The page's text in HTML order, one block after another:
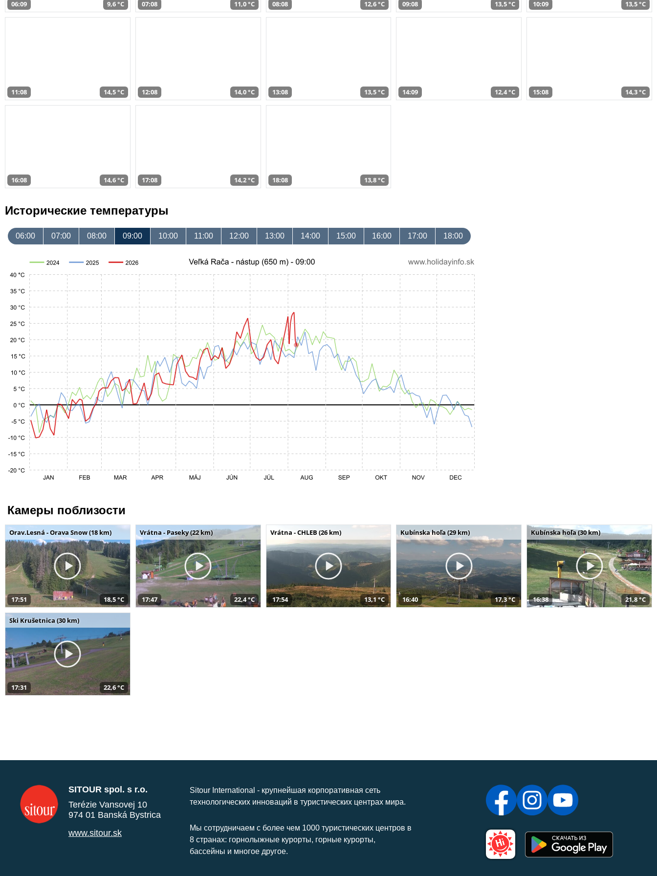
06:09 9,6 °C 07:08 11,0 °C 08:08 12,6 °C 09:08 13,5 °C 10:09 13,5 °C
11:08 14,5 °C 12:08 14,0 °C 13:08 13,5 °C 14:09 12,4 °C 15:08 14,3 °C
16:08 14,6 °C 17:08 14,2 °C 18:08 13,8 °C
Исторические температуры
06:00 07:00 08:00 09:00 10:00 11:00 12:00 13:00 14:00 15:00 16:00 17:00 18:00
Камеры поблизости
Orav.Lesná - Orava Snow (18 km)
17:51 18,5 °C
Vrátna - Paseky (22 km)
17:47 22,4 °C
Vrátna - CHLEB (26 km)
17:54 13,1 °C
Kubínska hoľa (29 km)
16:40 17,3 °C
Kubínska hoľa (30 km)
16:38 21,8 °C
Ski Krušetnica (30 km)
17:31 22,6 °C
SITOUR spol. s r.o.
Terézie Vansovej 10
974 01 Banská Bystrica
www.sitour.sk
Sitour International - крупнейшая корпоративная сеть
технологических инноваций в туристических центрах мира.
Мы сотрудничаем с более чем 1000 туристических центров в
8 странах: горнолыжные курорты, горные курорты,
бассейны и многое другое.